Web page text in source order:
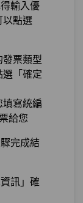
輸入優
以點選
發票類型
選「確定
寫統編
給您
完成結
訊」確